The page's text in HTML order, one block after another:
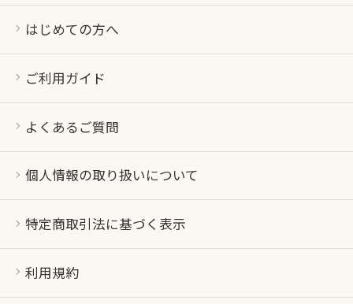
はじめての方へ
ご利用ガイド
よくあるご質問
個人情報の取り扱いについて
特定商取引法に基づく表示
利用規約